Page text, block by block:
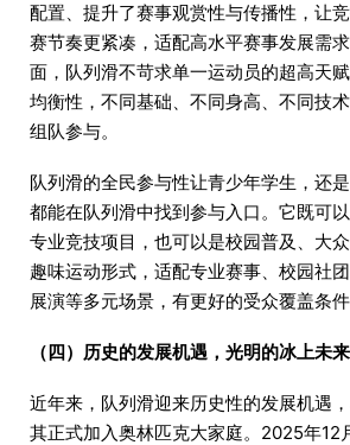
配置、提升了赛事观赏性与传播性，让
赛节奏更紧凑，适配高水平赛事发展需
面，队列滑不苛求单一运动员的超高天
均衡性，不同基础、不同身高、不同技
组队参与。
队列滑的全民参与性让青少年学生，还
都能在队列滑中找到参与入口。它既可
专业竞技项目，也可以是校园普及、大
趣味运动形式，适配专业赛事、校园社
展演等多元场景，有更好的受众覆盖条件
（四）历史的发展机遇，光明的冰上未来
近年来，队列滑迎来历史性的发展机遇
其正式加入奥林匹克大家庭。2025年12